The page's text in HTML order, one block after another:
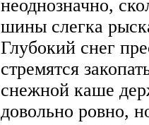
неоднозначно,
шины слегка
Глубокий снег
стремятся
снежной каше
довольно ровно,